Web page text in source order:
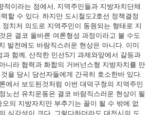
적이라는 점에서, 지역주민들과 지방자치단체
할 수 있다. 하지만 도시철도2호선 정책결정
치저 의도로 지역주민이 동원되는 형태로 지
은 결코 올바른 여론형성 과정이라고 볼 수도
발전에도 바람직스러운 현상은 아니다. 이미
과 함께, 산적한 민선5기 과제와앞에서 갈등과
니라 협력과 화합의 거버넌스형 지방자치를 만
을 당시 당선자들에게 간곡히 호소한바 있다.
에서 보도된것처럼 이번 대덕구청의 지역주민
노선 유치운동은 결코 바람직스러운 현상이 될
오의 지방자치만 부추기는 꼴이 될 수 밖에 없